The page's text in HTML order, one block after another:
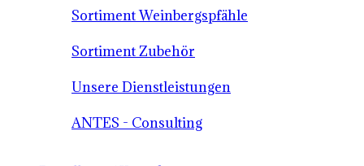
Sortiment Weinbergspfähle
Sortiment Zubehör
Unsere Dienstleistungen
ANTES - Consulting